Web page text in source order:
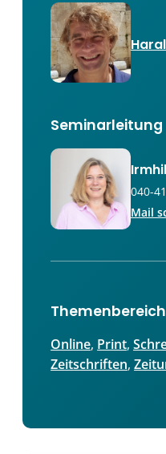
Seminarleitung
040-
Mail
Online, Print,
Zeitschriften,